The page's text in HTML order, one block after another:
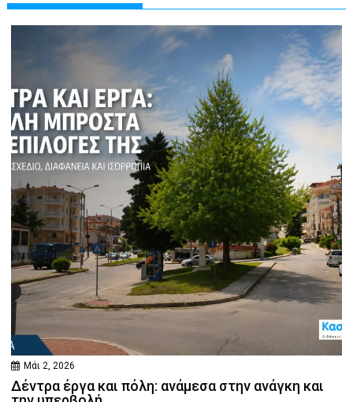
Μάι 2, 2026
Δέντρα έργα και πόλη: ανάμεσα στην ανάγκη και